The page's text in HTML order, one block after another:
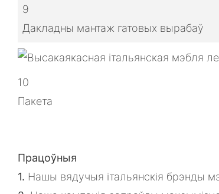
9
Дакладны мантаж гатовых вырабаў
10
Пакета
Працоўныя
1. Нашы вядучыя італьянскія брэнды